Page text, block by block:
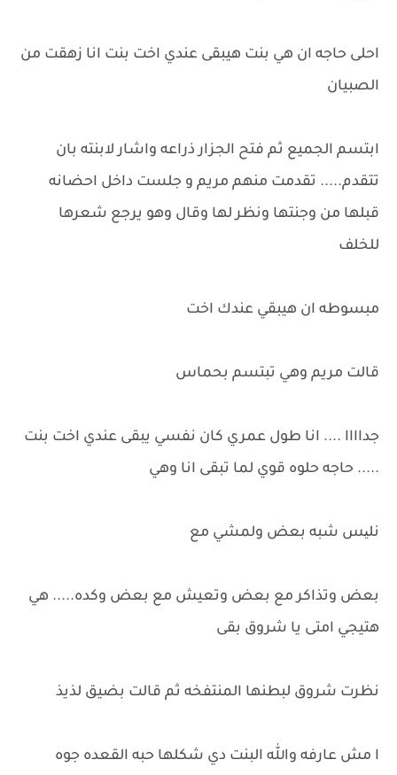
احلى حاجه ان هي بنت هيبقى عندي اخت بنت انا زهقت من
الصبيان
ابتسم الجميع ثم فتح الجزار ذراعه واشار لابنته بان
تتقدم..... تقدمت منهم مريم و جلست داخل احضانه
قبلها من وجنتها ونظر لها وقال وهو يرجع شعرها
للخلف
مبسوطه ان هيبقي عندك اخت
قالت مريم وهي تبتسم بحماس
جداااا .... انا طول عمري كان نفسي يبقى عندي اخت بنت
..... حاجه حلوه قوي لما تبقى انا وهي
نلیس شبه بعض ولمشي مع
بعض وتذاكر مع بعض وتعيش مع بعض وكده..... هي
هتيجي امتى يا شروق بقى
نظرت شروق لبطنها المنتفخه ثم قالت بضيق لذيذ
ا مش عارفه والله البنت دي شكلها حبه القعده جوه